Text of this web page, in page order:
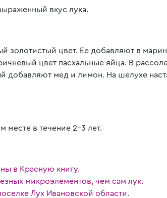
вкус лука.
золотистый цвет. Ее добавляют в
цвет пасхальные яйца. В
добавляют мед и лимон. На шелухе
месте в течение 2-3 лет.
в Красную книгу.
микроэлементов, чем сам лук.
Лух Ивановской области.